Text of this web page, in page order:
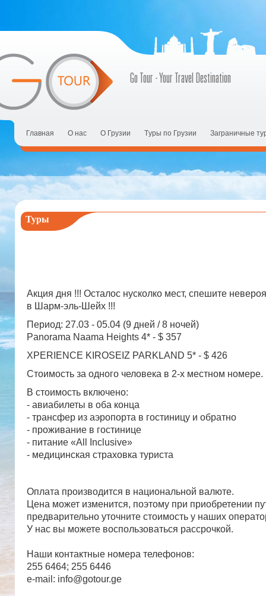
Go Tour - Your Travel Destination
Главная О нас О Грузии Tуры по Грузии Заграничные
Туры
Акция дня !!! Осталос нусколко мест, спешите
в Шарм-эль-Шейх !!!
Период: 27.03 - 05.04 (9 дней / 8 ночей)
Panorama Naama Heights 4* - $ 357
XPERIENCE KIROSEIZ PARKLAND 5* - $ 426
Стоимость за одного человека в 2-х местном номере.
В стоимость включено:
- авиабилеты в оба конца
- трансфер из аэропорта в гостиницу и обратно
- проживание в гостинице
- питание «All Inclusive»
- медицинская страховка туриста
Оплата производится в национальной валюте.
Цена может изменится, поэтому при приобретении
предварительно уточните стоимость у наших
У нас вы можете воспользоваться рассрочкой.
Наши контактные номера телефонов:
255 6464; 255 6446
e-mail: info@gotour.ge